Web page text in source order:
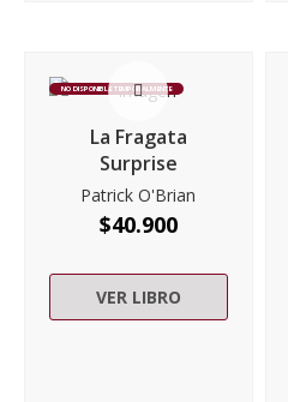
NO DISPONIBLE TEMPORALMENTE
La Fragata
Surprise
Patrick O'Brian
$40.900
VER LIBRO